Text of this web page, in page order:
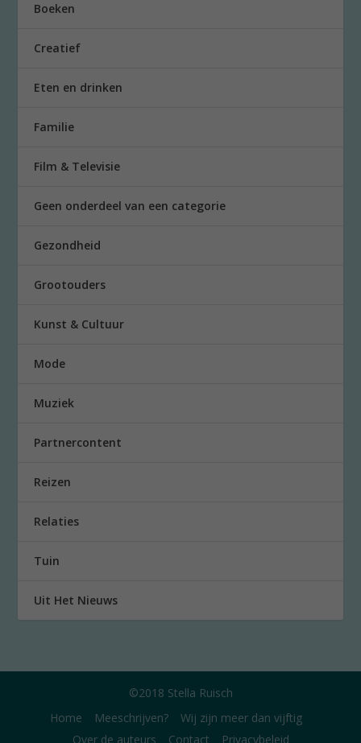
Boeken
Creatief
Eten en drinken
Familie
Film & Televisie
Geen onderdeel van een categorie
Gezondheid
Grootouders
Kunst & Cultuur
Mode
Muziek
Partnercontent
Reizen
Relaties
Tuin
Uit Het Nieuws
©2018 Stella Ruisch
Home
Meeschrijven?
Wij zijn meer dan vijftig
Over de auteurs
Contact Privacybeleid